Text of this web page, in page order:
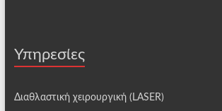
Υπηρεσίες
Διαθλαστική χειρουργική (LASER)